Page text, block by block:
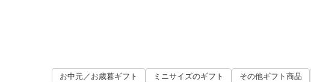
お中元／お歳暮ギフト ミニサイズのギフト その他ギフト商品